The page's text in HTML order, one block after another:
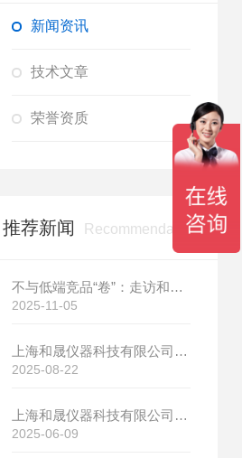
新闻资讯
技术文章
荣誉资质
推荐新闻 Recommendation
不与低端竞品“卷”：走访和晟科技，探寻国产热分析如何行稳致远
2025-11-05
上海和晟仪器科技有限公司新厂开工大吉
2025-08-22
上海和晟仪器科技有限公司新厂开工大吉
2025-06-09